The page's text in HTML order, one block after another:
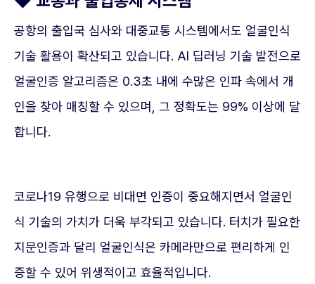
공항의 출입국 심사와 대중교통 시스템에서도 얼굴인식
기술 활용이 확산되고 있습니다. AI 딥러닝 기술 발전으로
얼굴인증 알고리즘은 0.3초 내에 수많은 인파 속에서 개
인을 찾아 매칭할 수 있으며, 그 정확도는 99% 이상에 달
합니다.
코로나19 유행으로 비대면 인증이 중요해지면서 얼굴인
식 기술의 가치가 더욱 부각되고 있습니다. 터치가 필요한
지문인증과 달리 얼굴인식은 카메라만으로 편리하게 인
증할 수 있어 위생적이고 효율적입니다.